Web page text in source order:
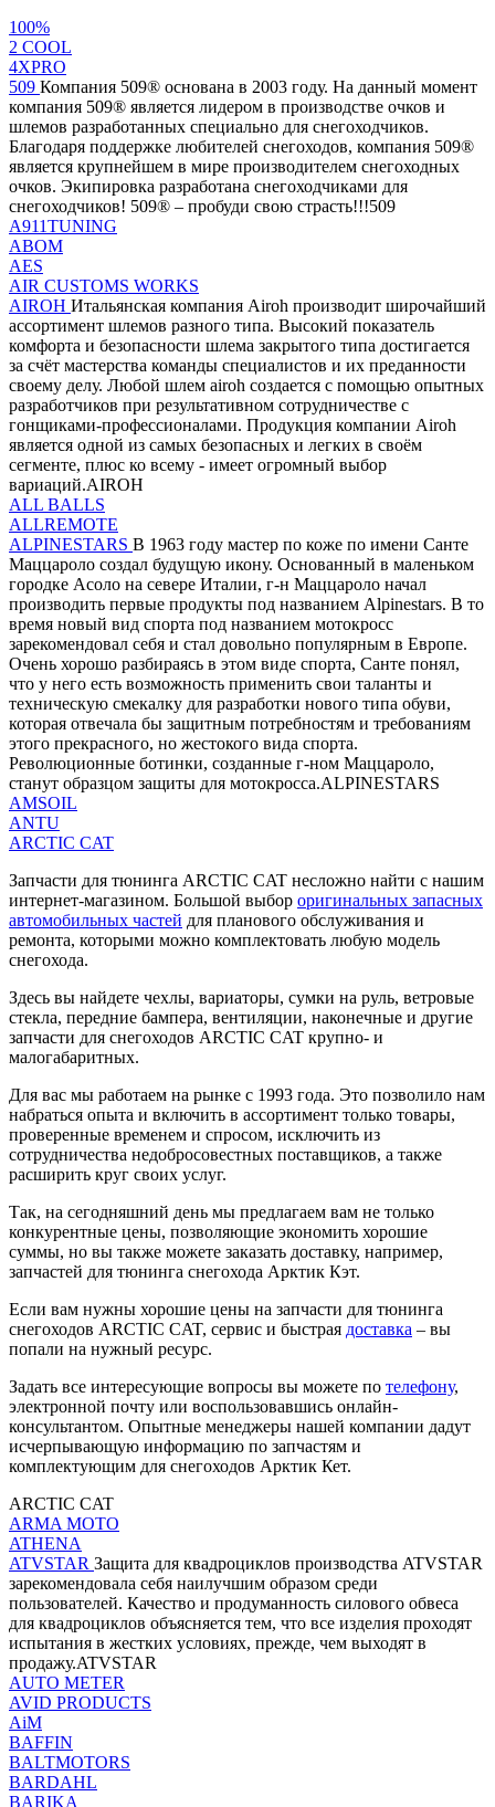
100%
2 СOOL
4XPRO
509 Компания 509® основана в 2003 году. На данный момент
компания 509® является лидером в производстве очков и
шлемов разработанных специально для снегоходчиков.
Благодаря поддержке любителей снегоходов, компания 509®
является крупнейшем в мире производителем снегоходных
очков. Экипировка разработана снегоходчиками для
снегоходчиков! 509® – пробуди свою страсть!!!509
A911TUNING
ABOM
AES
AIR CUSTOMS WORKS
AIROH Итальянская компания Airoh производит широчайший
ассортимент шлемов разного типа. Высокий показатель
комфорта и безопасности шлема закрытого типа достигается
за счёт мастерства команды специалистов и их преданности
своему делу. Любой шлем airoh создается с помощью опытных
разработчиков при результативном сотрудничестве с
гонщиками-профессионалами. Продукция компании Airoh
является одной из самых безопасных и легких в своём
сегменте, плюс ко всему - имеет огромный выбор
вариаций.AIROH
ALL BALLS
ALLREMOTE
ALPINESTARS В 1963 году мастер по коже по имени Санте
Маццароло создал будущую икону. Основанный в маленьком
городке Асоло на севере Италии, г-н Маццароло начал
производить первые продукты под названием Alpinestars. В то
время новый вид спорта под названием мотокросс
зарекомендовал себя и стал довольно популярным в Европе.
Очень хорошо разбираясь в этом виде спорта, Санте понял,
что у него есть возможность применить свои таланты и
техническую смекалку для разработки нового типа обуви,
которая отвечала бы защитным потребностям и требованиям
этого прекрасного, но жестокого вида спорта.
Революционные ботинки, созданные г-ном Маццароло,
станут образцом защиты для мотокросса.ALPINESTARS
AMSOIL
ANTU
ARCTIC CAT
Запчасти для тюнинга ARCTIC CAT несложно найти с нашим
интернет-магазином. Большой выбор оригинальных запасных
автомобильных частей для планового обслуживания и
ремонта, которыми можно комплектовать любую модель
снегохода.
Здесь вы найдете чехлы, вариаторы, сумки на руль, ветровые
стекла, передние бампера, вентиляции, наконечные и другие
запчасти для снегоходов ARCTIC CAT крупно- и
малогабаритных.
Для вас мы работаем на рынке с 1993 года. Это позволило нам
набраться опыта и включить в ассортимент только товары,
проверенные временем и спросом, исключить из
сотрудничества недобросовестных поставщиков, а также
расширить круг своих услуг.
Так, на сегодняшний день мы предлагаем вам не только
конкурентные цены, позволяющие экономить хорошие
суммы, но вы также можете заказать доставку, например,
запчастей для тюнинга снегохода Арктик Кэт.
Если вам нужны хорошие цены на запчасти для тюнинга
снегоходов ARCTIC CAT, сервис и быстрая доставка – вы
попали на нужный ресурс.
Задать все интересующие вопросы вы можете по телефону,
электронной почту или воспользовавшись онлайн-
консультантом. Опытные менеджеры нашей компании дадут
исчерпывающую информацию по запчастям и
комплектующим для снегоходов Арктик Кет.
ARCTIC CAT
ARMA MOTO
ATHENA
ATVSTAR Защита для квадроциклов производства ATVSTAR
зарекомендовала себя наилучшим образом среди
пользователей. Качество и продуманность силового обвеса
для квадроциклов объясняется тем, что все изделия проходят
испытания в жестких условиях, прежде, чем выходят в
продажу.ATVSTAR
AUTO METER
AVID PRODUCTS
AiM
BAFFIN
BALTMOTORS
BARDAHL
BARIKA